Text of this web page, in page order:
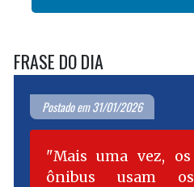
FRASE DO DIA
Postado em 31/01/2026
Mais uma vez,
ônibus usam os